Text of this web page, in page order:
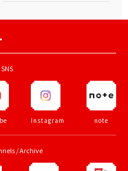
Instagram note
/ Archive